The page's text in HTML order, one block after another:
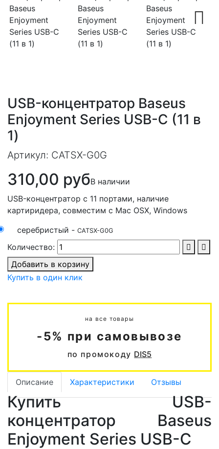
USB-концентратор Baseus
Enjoyment Series USB-C (11 в
1)
Артикул: CATSX-G0G
310,00 рубВ наличии
USB-концентратор с 11 портами, наличие
картиридера, совместим с Mac OSX, Windows
серебристый - CATSX-G0G
Количество:
Добавить в корзину
Купить в один клик
на все товары
-5% при самовывозе
по промокоду DIS5
Описание Характеристики Отзывы
Купить USB-
концентратор Baseus
Enjoyment Series USB-C